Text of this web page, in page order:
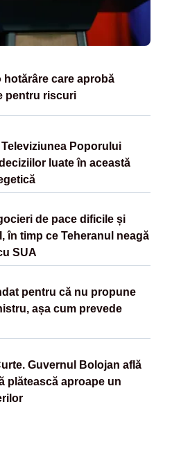
hotărâre care aprobă
pentru riscuri
Poporului
luate în această
de pace dificile și
în timp ce Teheranul neagă
SUA
pentru că nu propune
așa cum prevede
Guvernul Bolojan află
plătească aproape un